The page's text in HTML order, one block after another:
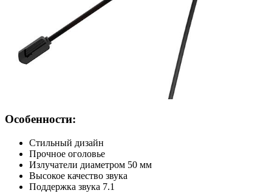
Особенности:
Стильный дизайн
Прочное оголовье
Излучатели диаметром 50 мм
Высокое качество звука
Поддержка звука 7.1